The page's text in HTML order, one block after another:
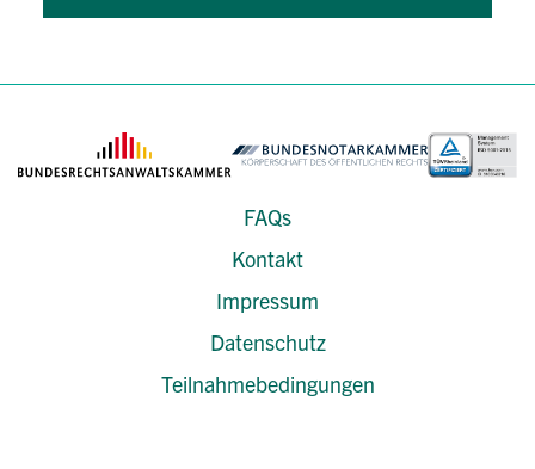
FAQs
Kontakt
Impressum
Datenschutz
Teilnahmebedingungen